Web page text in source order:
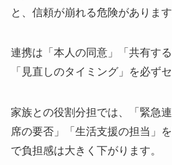
と、信頼が崩れる危険があります
連携は「本人の同意」「共有する
「見直しのタイミング」を必ず
家族との役割分担では、「緊急
席の要否」「生活支援の担当」
で負担感は大きく下がります。